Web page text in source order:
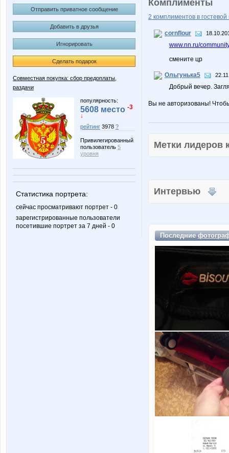
Отправить приватное сообщение
Добавить в друзья
Игнорировать
Сделать подарок
Совместная покупка: сбор предоплаты,
раздачи
популярность:
5608 место -3
↓
рейтинг 3978 ?
Привилегированный
пользователь 5
уровня
Статистика портрета:
сейчас просматривают портрет - 0
зарегистрированные пользователи
посетившие портрет за 7 дней - 0
Комплименты
2 комплиментов в гостевой
cornflour
www.nn.ru/
смените цр
Ольгунька5
Добрый вечер.
Вы не авторизованы!
Метки
Интервью
Последние